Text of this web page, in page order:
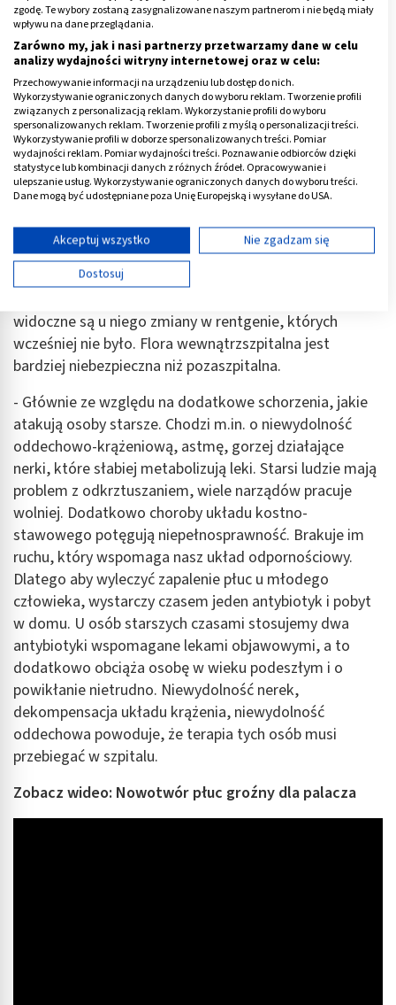
plackiem całymi dniami też szkodzi, bo ze względu na
zalegającą wydzielinę mamy wtedy trudności z
oddychaniem. Najlepiej przebywać w cieple i na zmianę
leżeć i siedzieć, czasem chodzić.
- Niestety nie. Owszem, istnieją szczepionki, które
chronią przed określonymi patogenami, np. wirusem
grypy czy pneumokokami – znacząco zmniejsza się
wówczas ilość powikłań szczególnie u osób starszych –
ale nie istnieje taka, która chroniłaby nas stricte przed
- Tak – takie zapalenia są najgroźniejsze. Najczęściej
dochodzi do nich po dwóch dniach terapii szpitalnej –
widoczne są u niego zmiany w rentgenie, których
wcześniej nie było. Flora wewnątrzszpitalna jest
bardziej niebezpieczna niż pozaszpitalna.
- Głównie ze względu na dodatkowe schorzenia, jakie
atakują osoby starsze. Chodzi m.in. o niewydolność
oddechowo-krążeniową, astmę, gorzej działające
nerki, które słabiej metabolizują leki. Starsi ludzie mają
problem z odkrztuszaniem, wiele narządów pracuje
wolniej. Dodatkowo choroby układu kostno-
stawowego potęgują niepełnosprawność. Brakuje im
ruchu, który wspomaga nasz układ odpornościowy.
Dlatego aby wyleczyć zapalenie płuc u młodego
człowieka, wystarczy czasem jeden antybiotyk i pobyt
w domu. U osób starszych czasami stosujemy dwa
antybiotyki wspomagane lekami objawowymi, a to
dodatkowo obciąża osobę w wieku podeszłym i o
powikłanie nietrudno. Niewydolność nerek,
dekompensacja układu krążenia, niewydolność
oddechowa powoduje, że terapia tych osób musi
przebiegać w szpitalu.
Zobacz wideo: Nowotwór płuc groźny dla palacza
zgodę. Te wybory zostaną zasygnalizowane naszym partnerom i nie będą miały
wpływu na dane przeglądania.
Zarówno my, jak i nasi partnerzy przetwarzamy dane w celu
analizy wydajności witryny internetowej oraz w celu:
Przechowywanie informacji na urządzeniu lub dostęp do nich.
Wykorzystywanie ograniczonych danych do wyboru reklam. Tworzenie profili
związanych z personalizacją reklam. Wykorzystanie profili do wyboru
spersonalizowanych reklam. Tworzenie profili z myślą o personalizacji treści.
Wykorzystywanie profili w doborze spersonalizowanych treści. Pomiar
wydajności reklam. Pomiar wydajności treści. Poznawanie odbiorców dzięki
statystyce lub kombinacji danych z różnych źródeł. Opracowywanie i
ulepszanie usług. Wykorzystywanie ograniczonych danych do wyboru treści.
Dane mogą być udostępniane poza Unię Europejską i wysyłane do USA.
Wyświetl listę partnerów (11 dostawców IAB)
Używamy Twoich danych w następujących celach:
Cele przetwarzania IAB:
Przechowywanie informacji na urządzeniu lub
dostęp do nich
Wykorzystywanie ograniczonych danych do
wyboru reklam
Tworzenie profili w celu spersonalizowanych
reklam
Wykorzystanie profili do wyboru
spersonalizowanych reklam
Tworzenie profili w celu personalizacji treści
Wykorzystywanie profili w celu doboru
spersonalizowanych treści
Pomiar efektywności reklam
Pomiar efektywności treści
Rozumienie odbiorców dzięki statystyce lub
kombinacji danych z różnych źródeł
Rozwój i ulepszanie usług
Wykorzystywanie ograniczonych danych do
Akceptuj wszystko
Nie zgadzam się
Dostosuj